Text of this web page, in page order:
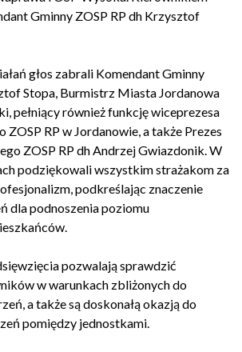
Gminny ZOSP RP dh Krzysztof
głos zabrali Komendant Gminny
Stopa, Burmistrz Miasta Jordanowa
pełniący również funkcję wiceprezesa
ZOSP RP w Jordanowie, a także Prezes
ZOSP RP dh Andrzej Gwiazdonik. W
podziękowali wszystkim strażakom za
podkreślając znaczenie
dla podnoszenia poziomu
pozwalają sprawdzić
w warunkach zbliżonych do
a także są doskonałą okazją do
pomiędzy jednostkami.